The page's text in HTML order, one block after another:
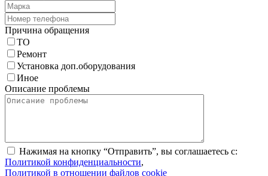
Причина обращения
ТО
Ремонт
Установка доп.оборудования
Иное
Описание проблемы
Нажимая на кнопку “Отправить”, вы соглашаетесь с:
Политикой конфиденциальности,
Политикой в отношении файлов cookie